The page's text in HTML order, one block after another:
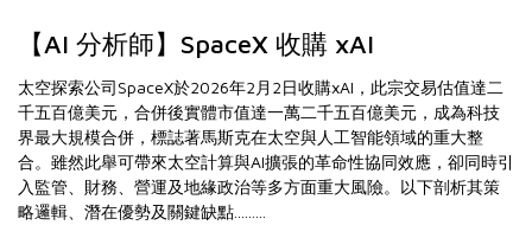
【AI 分析師】SpaceX 收購 xAI
太空探索公司SpaceX於2026年2月2日收購xAI，此宗交易估值達二
千五百億美元，合併後實體市值達一萬二千五百億美元，成為科技
界最大規模合併，標誌著馬斯克在太空與人工智能領域的重大整
合。雖然此舉可帶來太空計算與AI擴張的革命性協同效應，卻同時引
入監管、財務、營運及地緣政治等多方面重大風險。以下剖析其策
略邏輯、潛在優勢及關鍵缺點.........